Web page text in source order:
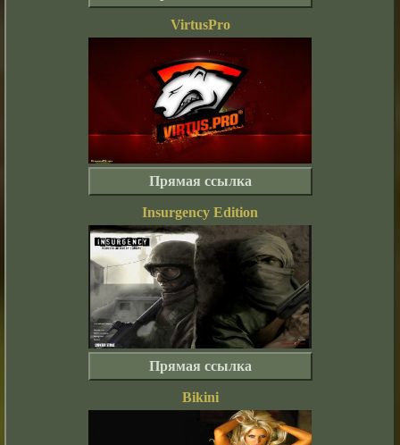
VirtusPro
Прямая ссылка
Insurgency Edition
Прямая ссылка
Bikini